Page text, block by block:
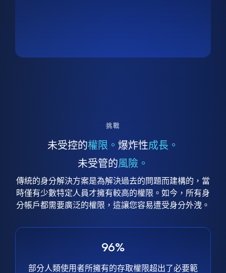
挑戰
未受控的權限。 爆炸性成長。
未受管的風險。
傳統的身分解決方案是為解決過去的問題而建構的，當
時僅有少數特定人員才擁有較高的權限。如今，所有身
分帳戶都需要廣泛的權限，這讓您容易遭受身分外洩。
96%
部分人類使用者所擁有的存取權限超出了必要範